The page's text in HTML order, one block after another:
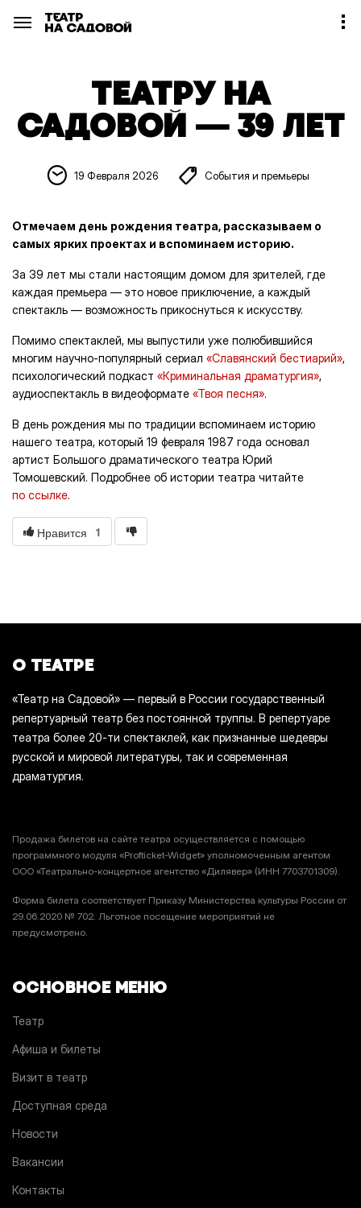
ТЕАТРУ НА
САДОВОЙ — 39 ЛЕТ
19 Февраля 2026 События и премьеры
Отмечаем день рождения театра, рассказываем о
самых ярких проектах и вспоминаем историю.
За 39 лет мы стали настоящим домом для зрителей, где
каждая премьера — это новое приключение, а каждый
спектакль — возможность прикоснуться к искусству.
Помимо спектаклей, мы выпустили уже полюбившийся
многим научно-популярный сериал «Славянский бестиарий»,
психологический подкаст «Криминальная драматургия»,
аудиоспектакль в видеоформате «Твоя песня».
В день рождения мы по традиции вспоминаем историю
нашего театра, который 19 февраля 1987 года основал
артист Большого драматического театра Юрий
Томошевский. Подробнее об истории театра читайте
по ссылке.
Нравится 1
О ТЕАТРЕ
«Театр на Садовой» — первый в России государственный
репертуарный театр без постоянной труппы. В репертуаре
театра более 20-ти спектаклей, как признанные шедевры
русской и мировой литературы, так и современная
драматургия.
Продажа билетов на сайте театра осуществляется с помощью
программного модуля «Profticket-Widget» уполномоченным агентом
ООО «Театрально-концертное агентство «Дилявер» (ИНН 7703701309).
Форма билета соответствует Приказу Министерства культуры России от
29.06.2020 № 702. Льготное посещение мероприятий не
предусмотрено.
ОСНОВНОЕ МЕНЮ
Театр
Афиша и билеты
Визит в театр
Доступная среда
Новости
Вакансии
Контакты